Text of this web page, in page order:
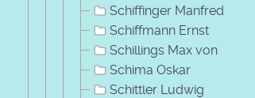
Schiffinger Manfred
Schiffmann Ernst
Schillings Max von
Schima Oskar
Schittler Ludwig